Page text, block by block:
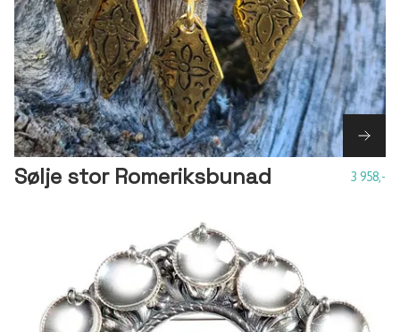
Sølje stor Romeriksbunad 3 958,-